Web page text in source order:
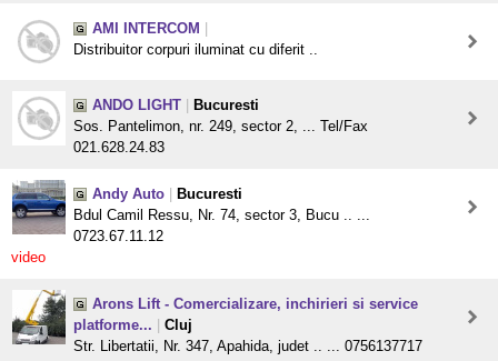
AMI INTERCOM
Distribuitor corpuri iluminat cu diferit ..
ANDO LIGHT
Bucuresti
Sos. Pantelimon, nr. 249, sector 2, ... Tel/Fax
021.628.24.83
Andy Auto
Bucuresti
Bdul Camil Ressu, Nr. 74, sector 3, Bucu .. ...
0723.67.11.12
video
Arons Lift - Comercializare, inchirieri si service
platforme...
Cluj
Str. Libertatii, Nr. 347, Apahida, judet .. ... 0756137717